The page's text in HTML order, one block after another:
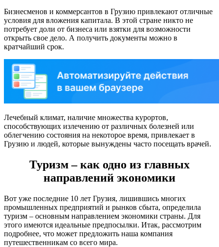
Бизнесменов и коммерсантов в Грузию привлекают отличные
условия для вложения капитала. В этой стране никто не
потребует доли от бизнеса или взятки для возможности
открыть свое дело. А получить документы можно в
кратчайший срок.
Лечебный климат, наличие множества курортов,
способствующих излечению от различных болезней или
облегчению состояния на некоторое время, привлекает в
Грузию и людей, которые вынуждены часто посещать врачей.
Туризм – как одно из главных
направлений экономики
Вот уже последние 10 лет Грузия, лишившись многих
промышленных предприятий и рынков сбыта, определила
туризм – основным направлением экономики страны. Для
этого имеются идеальные предпосылки. Итак, рассмотрим
подробнее, что может предложить наша компания
путешественникам со всего мира.